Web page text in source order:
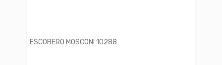
ESCOBERO MOSCONI 10288